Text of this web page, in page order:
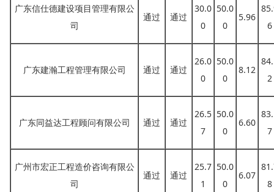
广东信仕德建设项目管理有限公
司
通过 通过
30.0
0
50.0
0
5.96
6
广东建瀚工程管理有限公司 通过 通过
26.0
0
50.0
0
8.12
2
广东同益达工程顾问有限公司 通过 通过
26.5
7
50.0
0
6.60
7
广州市宏正工程造价咨询有限公
司
通过 通过
25.7
1
50.0
0
6.07
8